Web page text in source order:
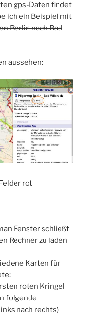
gps-Daten findet
ich ein Beispiel mit
Berlin nach Bad
aussehen:
rot
Fenster schließt
Rechner zu laden
Karten für
roten Kringel
folgende
nach rechts)